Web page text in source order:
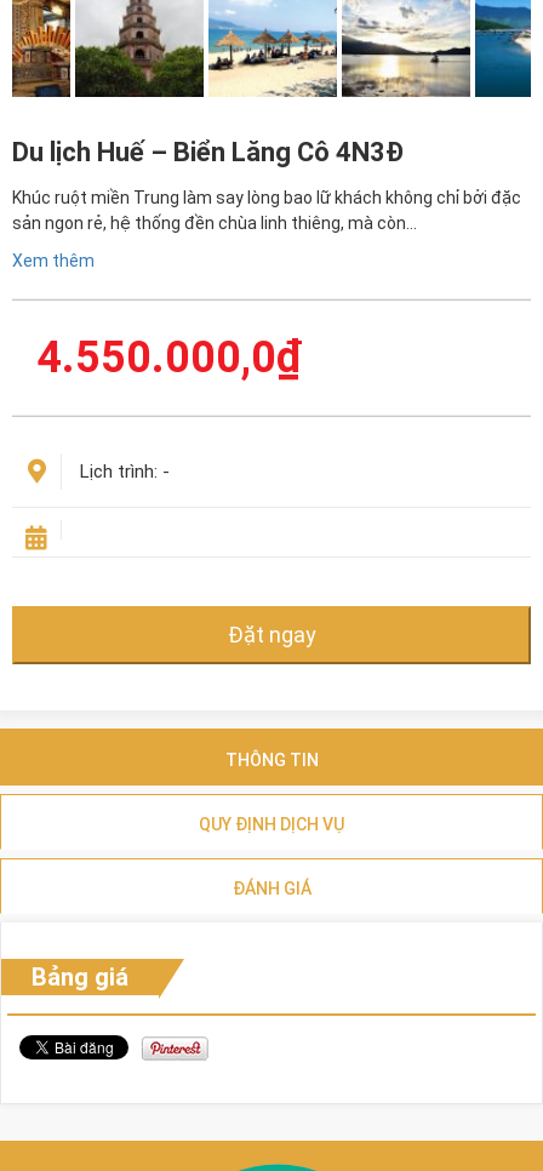
Du lịch Huế – Biển Lăng Cô 4N3Đ
Khúc ruột miền Trung làm say lòng bao lữ khách không chỉ bởi đặc
sản ngon rẻ, hệ thống đền chùa linh thiêng, mà còn…
Xem thêm
4.550.000,0₫
Lịch trình: -
Đặt ngay
THÔNG TIN
QUY ĐỊNH DỊCH VỤ
ĐÁNH GIÁ
Bảng giá